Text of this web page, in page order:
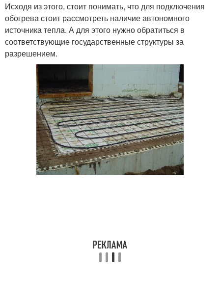
Исходя из этого, стоит понимать, что для подключения
обогрева стоит рассмотреть наличие автономного
источника тепла. А для этого нужно обратиться в
соответствующие государственные структуры за
разрешением.